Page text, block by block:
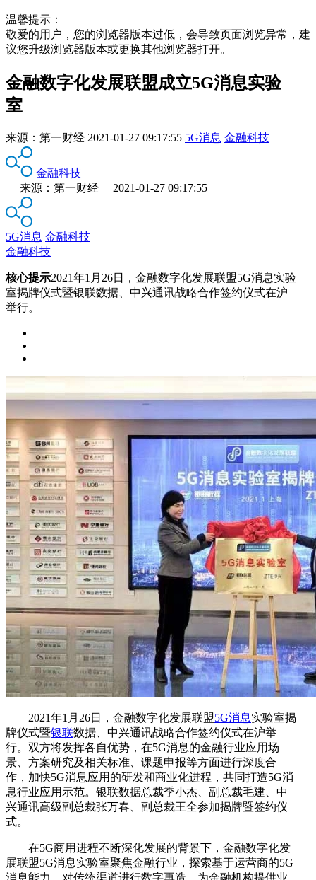
温馨提示：
敬爱的用户，您的浏览器版本过低，会导致页面浏览异常，建
议您升级浏览器版本或更换其他浏览器打开。
金融数字化发展联盟成立5G消息实验
室
来源： 第一财经 2021-01-27 09:17:55 5G消息 金融科技
金融科技
来源：第一财经 2021-01-27 09:17:55
5G消息 金融科技
金融科技
核心提示2021年1月26日，金融数字化发展联盟5G消息实验
室揭牌仪式暨银联数据、中兴通讯战略合作签约仪式在沪
举行。
2021年1月26日，金融数字化发展联盟5G消息实验室揭
牌仪式暨银联数据、中兴通讯战略合作签约仪式在沪举
行。双方将发挥各自优势，在5G消息的金融行业应用场
景、方案研究及相关标准、课题申报等方面进行深度合
作，加快5G消息应用的研发和商业化进程，共同打造5G消
息行业应用示范。银联数据总裁季小杰、副总裁毛建、中
兴通讯高级副总裁张万春、副总裁王全参加揭牌暨签约仪
式。
在5G商用进程不断深化发展的背景下，金融数字化发
展联盟5G消息实验室聚焦金融行业，探索基于运营商的5G
消息能力，对传统渠道进行数字再造，为金融机构提供业